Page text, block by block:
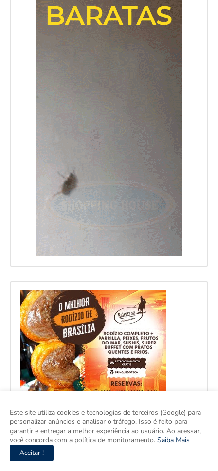
Este site utiliza cookies e tecnologias de terceiros (Google) para
personalizar anúncios e analisar o tráfego. Isso é feito para
garantir e entregar a melhor experiência ao usuário. Ao acessar,
você concorda com a política de monitoramento. Saiba Mais
Aceitar !